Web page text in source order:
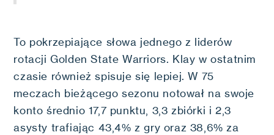
To pokrzepiające słowa jednego z liderów
rotacji Golden State Warriors. Klay w ostatnim
czasie również spisuje się lepiej. W 75
meczach bieżącego sezonu notował na swoje
konto średnio 17,7 punktu, 3,3 zbiórki i 2,3
asysty trafiając 43,4% z gry oraz 38,6% za